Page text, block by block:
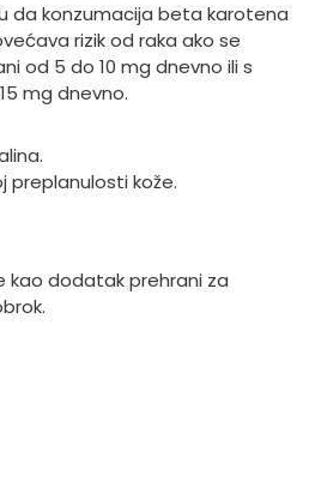
da konzumacija beta karotena
rizik od raka ako se
od 5 do 10 mg dnevno ili s
mg dnevno.
preplanulosti kože.
kao dodatak prehrani za